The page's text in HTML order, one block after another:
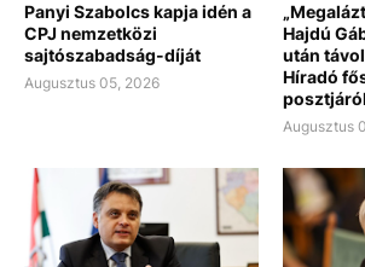
Panyi Szabolcs kapja idén a
CPJ nemzetközi
sajtószabadság-díját
Augusztus 05, 2026
Hajdú
után
Híradó
posztjáról
Augusztus